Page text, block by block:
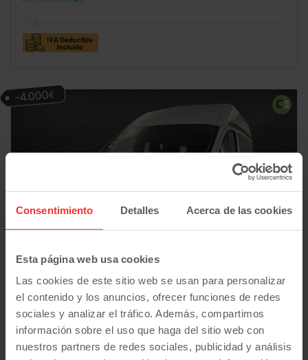
Consentimiento Detalles Acerca de las cookies
Esta página web usa cookies
Las cookies de este sitio web se usan para personalizar
el contenido y los anuncios, ofrecer funciones de redes
sociales y analizar el tráfico. Además, compartimos
información sobre el uso que haga del sitio web con
nuestros partners de redes sociales, publicidad y análisis
Ford Transit Custom Kombi 9 L2H2 Trend 2.0
79.200km 07/2020 33.730€
-4.000€